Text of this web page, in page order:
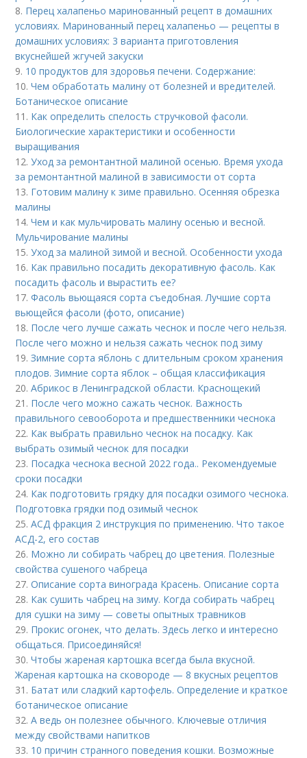
8. Перец халапеньо маринованный рецепт в домашних
условиях. Маринованный перец халапеньо — рецепты в
домашних условиях: 3 варианта приготовления
вкуснейшей жгучей закуски
9. 10 продуктов для здоровья печени. Содержание:
10.Чем обработать малину от болезней и вредителей.
Ботаническое описание
11. Как определить спелость стручковой фасоли.
Биологические характеристики и особенности
выращивания
12.Уход за ремонтантной малиной осенью. Время ухода
за ремонтантной малиной в зависимости от сорта
13. Готовим малину к зиме правильно. Осенняя обрезка
малины
14.Чем и как мульчировать малину осенью и весной.
Мульчирование малины
15.Уход за малиной зимой и весной. Особенности ухода
16. Как правильно посадить декоративную фасоль. Как
посадить фасоль и вырастить ее?
17.Фасоль вьющаяся сорта съедобная. Лучшие сорта
вьющейся фасоли (фото, описание)
18. После чего лучше сажать чеснок и после чего нельзя.
После чего можно и нельзя сажать чеснок под зиму
19.Зимние сорта яблонь с длительным сроком хранения
плодов. Зимние сорта яблок – общая классификация
20.Абрикос в Ленинградской области. Краснощекий
21. После чего можно сажать чеснок. Важность
правильного севооборота и предшественники чеснока
22. Как выбрать правильно чеснок на посадку. Как
выбрать озимый чеснок для посадки
23. Посадка чеснока весной 2022 года.. Рекомендуемые
сроки посадки
24. Как подготовить грядку для посадки озимого чеснока.
Подготовка грядки под озимый чеснок
25.АСД фракция 2 инструкция по применению. Что такое
АСД-2, его состав
26. Можно ли собирать чабрец до цветения. Полезные
свойства сушеного чабреца
27.Описание сорта винограда Красень. Описание сорта
28. Как сушить чабрец на зиму. Когда собирать чабрец
для сушки на зиму — советы опытных травников
29. Прокис огонек, что делать. Здесь легко и интересно
общаться. Присоединяйся!
30.Чтобы жареная картошка всегда была вкусной.
Жареная картошка на сковороде — 8 вкусных рецептов
31. Батат или сладкий картофель. Определение и краткое
ботаническое описание
32.А ведь он полезнее обычного. Ключевые отличия
между свойствами напитков
33. 10 причин странного поведения кошки. Возможные